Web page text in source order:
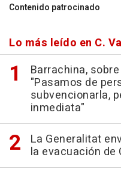
Contenido patrocinado
Lo más leído en C.
Barrachina,
"Pasamos de
subvencionarla,
inmediata"
La Generalitat
la evacuación de